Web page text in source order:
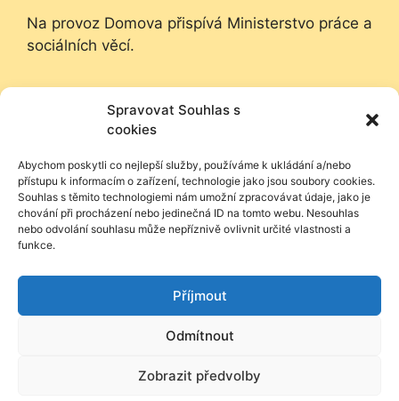
Spravovat Souhlas s
cookies
Abychom poskytli co nejlepší služby, používáme k ukládání a/nebo
přístupu k informacím o zařízení, technologie jako jsou soubory cookies.
Souhlas s těmito technologiemi nám umožní zpracovávat údaje, jako je
chování při procházení nebo jedinečná ID na tomto webu. Nesouhlas
nebo odvolání souhlasu může nepříznivě ovlivnit určité vlastnosti a
funkce.
Příjmout
Odmítnout
Zobrazit předvolby
Na provoz Domova přispívá Ministerstvo práce a
sociálních věcí.
Nadační fond Českého rozhlasu poskytl
příspěvek na zooterapii.